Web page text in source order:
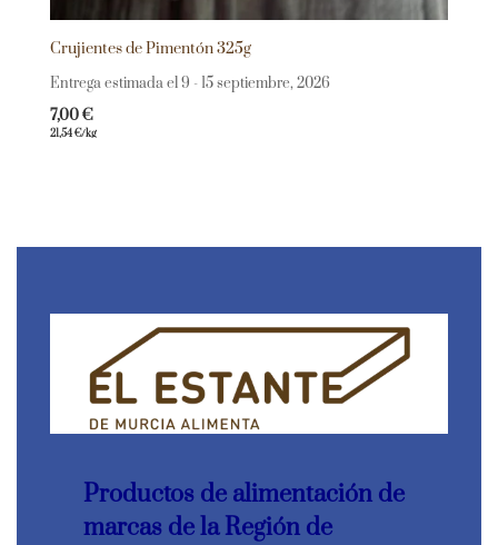
Crujientes de Pimentón 325g
Entrega estimada el 9 - 15 septiembre, 2026
7,00€
21,54€/kg
Productos de alimentación de
marcas de la Región de